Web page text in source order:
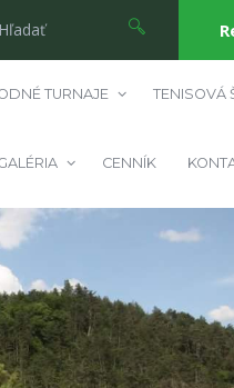
TURNAJE TENISOVÁ
CENNÍK